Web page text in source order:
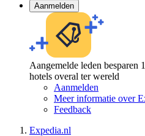
Aanmelden
Aangemelde leden besparen
hotels overal ter wereld
Aanmelden
Meer informatie over
Feedback
Expedia.nl